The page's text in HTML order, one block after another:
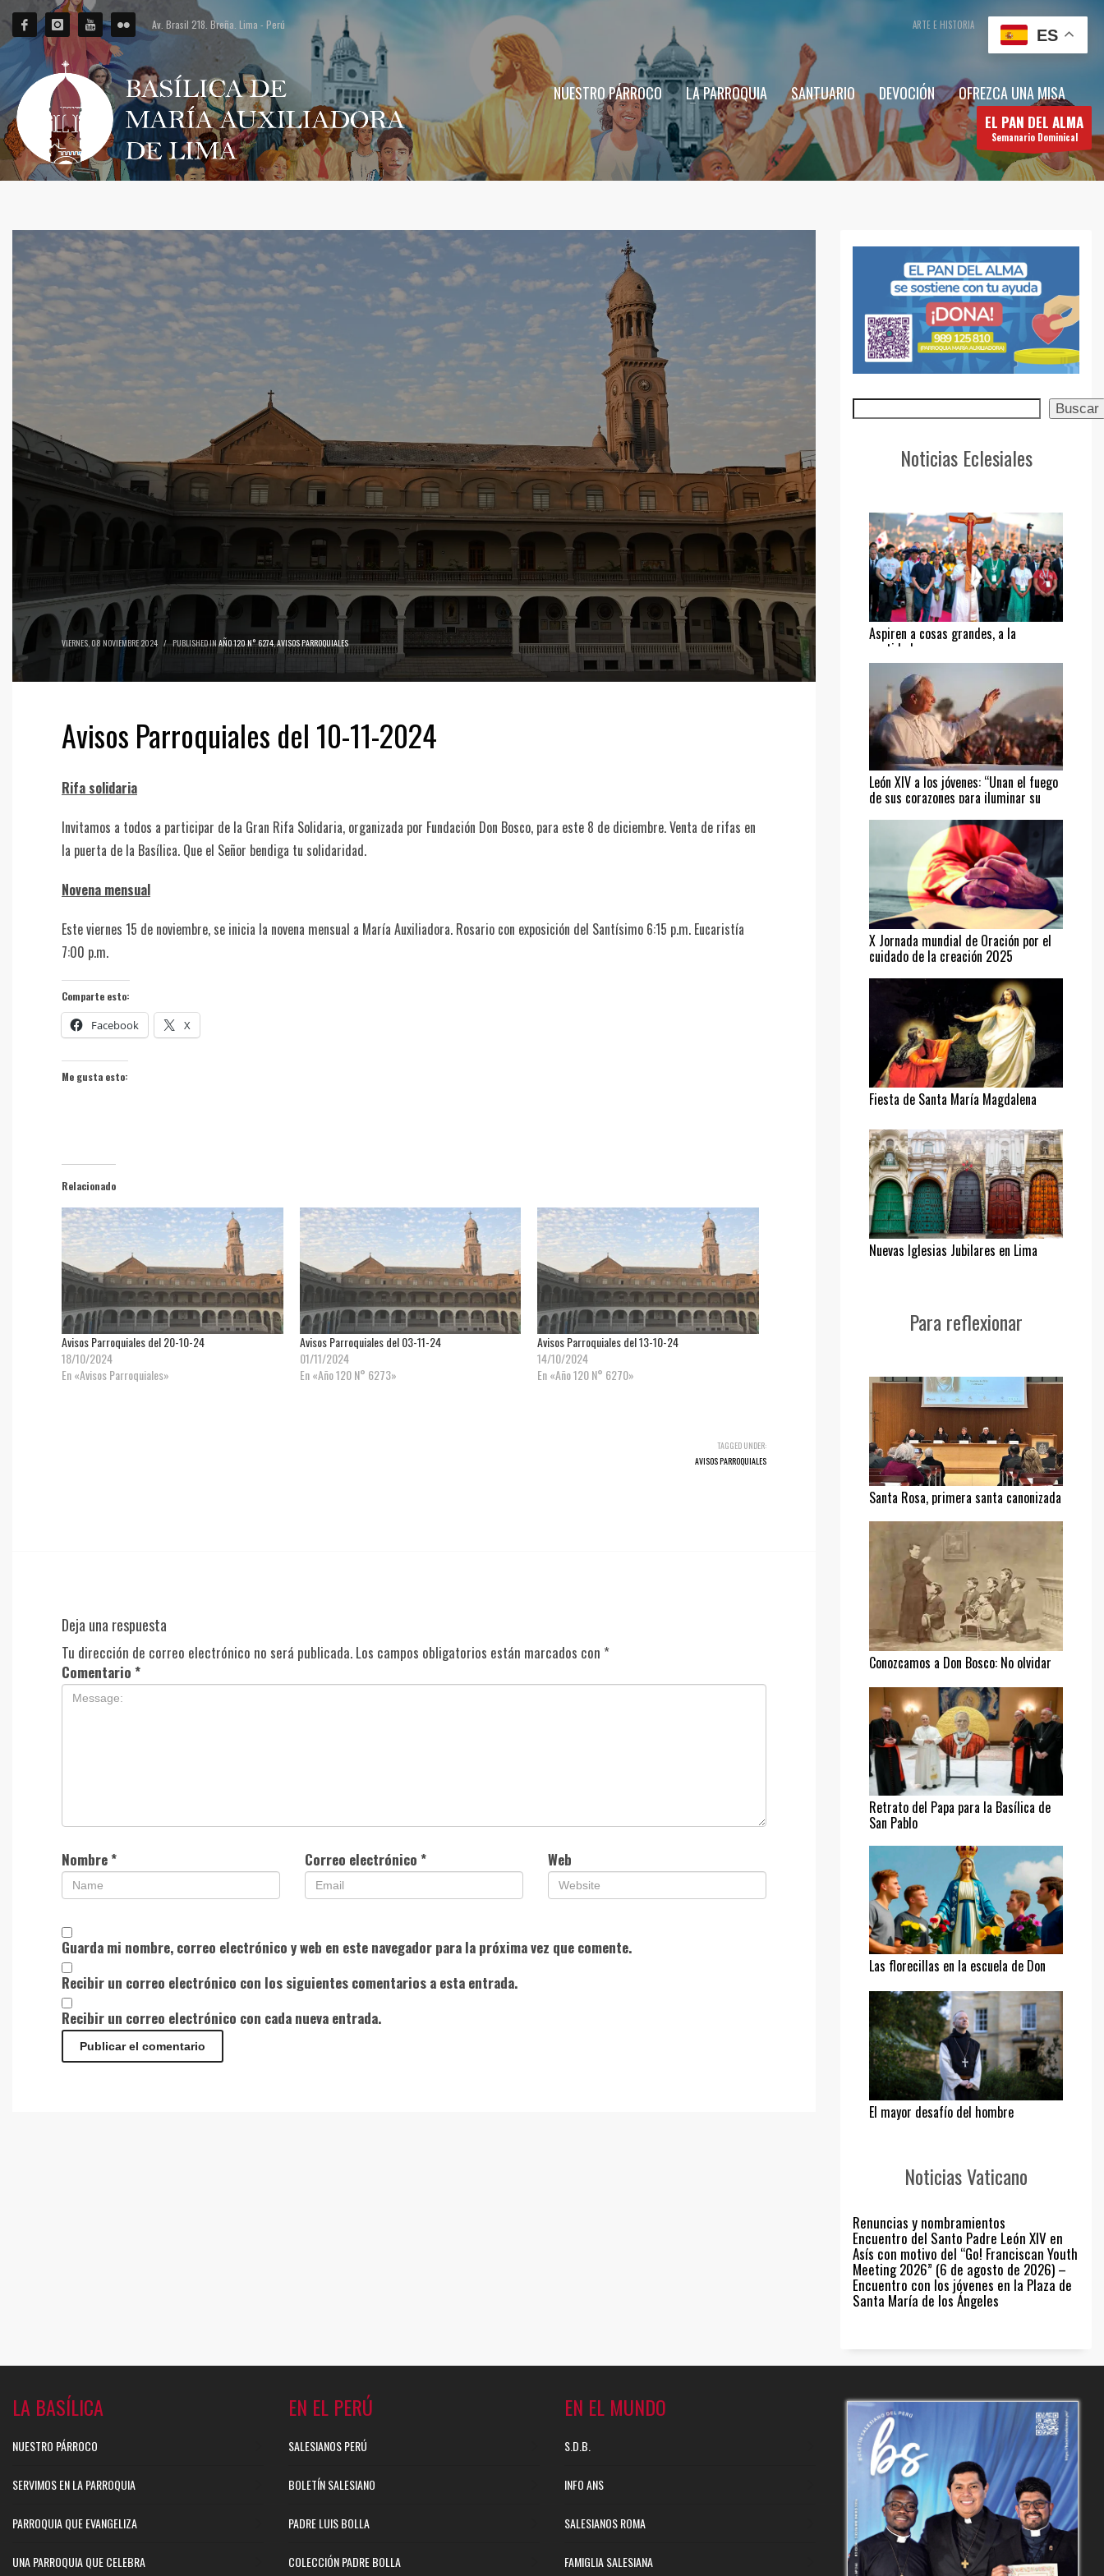
Av. Brasil 218. Breña. Lima - Perú ARTE E HISTORIA CONTÁCTENOS
NUESTRO PÁRROCO LA PARROQUIA SANTUARIO DEVOCIÓN OFREZCA UNA MISA
EL PAN DEL ALMA
Semanario Dominical
VIERNES, 08 NOVIEMBRE 2024 / PUBLISHED INAÑO 120 N° 6274,AVISOS PARROQUIALES
Avisos Parroquiales del 10-11-2024
Rifa solidaria
Invitamos a todos a participar de la Gran Rifa Solidaria, organizada por Fundación Don Bosco, para este 8 de diciembre. Venta de rifas en
la puerta de la Basílica. Que el Señor bendiga tu solidaridad.
Novena mensual
Este viernes 15 de noviembre, se inicia la novena mensual a María Auxiliadora. Rosario con exposición del Santísimo 6:15 p.m. Eucaristía
7:00 p.m.
Comparte esto:
Facebook X
Me gusta esto:
Relacionado
Avisos Parroquiales del 20-10-24
18/10/2024
En «Avisos Parroquiales»
Avisos Parroquiales del 03-11-24
01/11/2024
En «Año 120 N° 6273»
Avisos Parroquiales del 13-10-24
14/10/2024
En «Año 120 N° 6270»
TAGGED UNDER:
AVISOS PARROQUIALES
Deja una respuesta
Tu dirección de correo electrónico no será publicada. Los campos obligatorios están marcados con *
Comentario *
Nombre* Correo electrónico * Web
Guarda mi nombre, correo electrónico y web en este navegador para la próxima vez que comente.
Recibir un correo electrónico con los siguientes comentarios a esta entrada.
Recibir un correo electrónico con cada nueva entrada.
Buscar Buscar
Noticias Eclesiales
Aspiren a cosas grandes, a la
santidad
León XIV a los jóvenes: “Unan el fuego
de sus corazones para iluminar su
X Jornada mundial de Oración por el
cuidado de la creación 2025
Fiesta de Santa María Magdalena
Nuevas Iglesias Jubilares en Lima
Para reflexionar
Santa Rosa, primera santa canonizada
Conozcamos a Don Bosco: No olvidar
Retrato del Papa para la Basílica de
San Pablo
Las florecillas en la escuela de Don
El mayor desafío del hombre
Noticias Vaticano
Renuncias y nombramientos
Encuentro del Santo Padre León XIV en
Asís con motivo del “Go! Franciscan Youth
Meeting 2026” (6 de agosto de 2026) –
Encuentro con los jóvenes en la Plaza de
Santa María de los Ángeles
LA BASÍLICA
NUESTRO PÁRROCO
SERVIMOS EN LA PARROQUIA
PARROQUIA QUE EVANGELIZA
UNA PARROQUIA QUE CELEBRA
EN EL PERÚ
SALESIANOS PERÚ
BOLETÍN SALESIANO
PADRE LUIS BOLLA
COLECCIÓN PADRE BOLLA
EN EL MUNDO
S.D.B.
INFO ANS
SALESIANOS ROMA
FAMIGLIA SALESIANA
ES